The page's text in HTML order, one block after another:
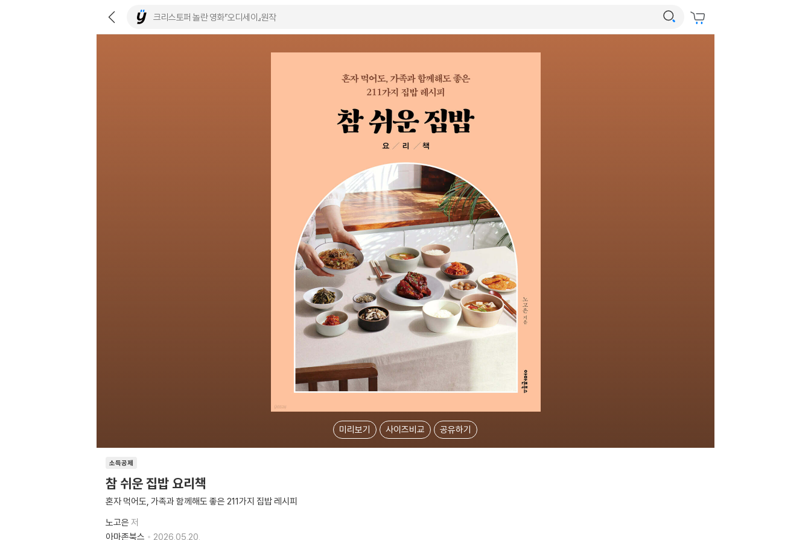
미리보기 사이즈비교 공유하기
소득공제
참 쉬운 집밥 요리책
혼자 먹어도, 가족과 함께해도 좋은 211가지 집밥 레시피
노고은 저
아마존북스
2026.05.20.